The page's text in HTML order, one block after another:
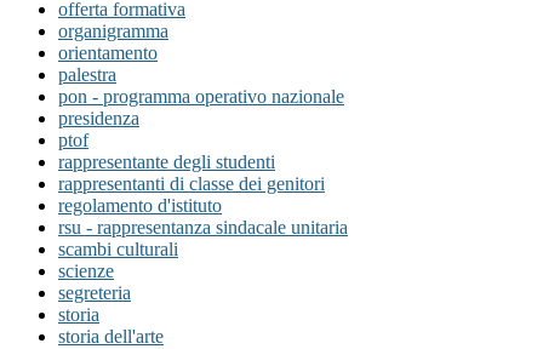
offerta formativa
organigramma
orientamento
palestra
pon - programma operativo nazionale
presidenza
ptof
rappresentante degli studenti
rappresentanti di classe dei genitori
regolamento d'istituto
rsu - rappresentanza sindacale unitaria
scambi culturali
scienze
segreteria
storia
storia dell'arte